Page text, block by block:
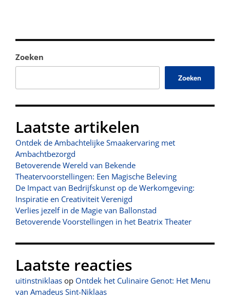
Zoeken
Zoeken
Laatste artikelen
Ontdek de Ambachtelijke Smaakervaring met
Ambachtbezorgd
Betoverende Wereld van Bekende
Theatervoorstellingen: Een Magische Beleving
De Impact van Bedrijfskunst op de Werkomgeving:
Inspiratie en Creativiteit Verenigd
Verlies jezelf in de Magie van Ballonstad
Betoverende Voorstellingen in het Beatrix Theater
Laatste reacties
uitinstniklaas op Ontdek het Culinaire Genot: Het Menu
van Amadeus Sint-Niklaas